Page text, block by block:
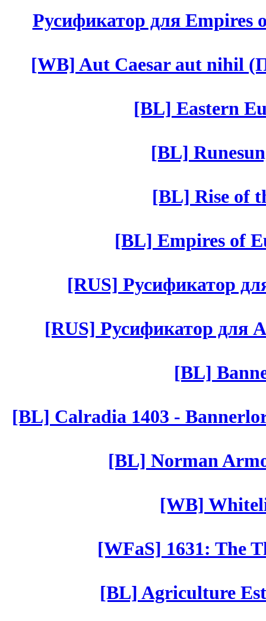
Русификатор для Empires
[WB] Aut Caesar aut nihil
[BL] Eastern
[BL]
[BL] Rise of
[BL] Empires of
[RUS] Русификатор
[RUS] Русификатор для
[BL]
[BL] Calradia 1403 -
[BL] Norman
[WB]
[WFaS] 1631: The
[BL] Agriculture